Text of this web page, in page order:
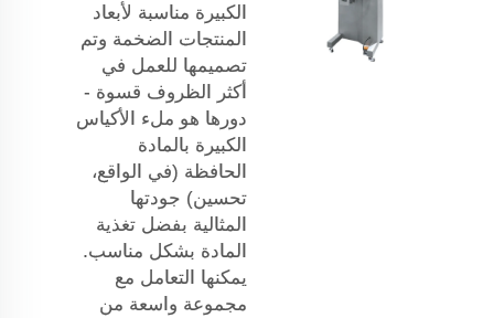
الكبيرة مناسبة لأبعاد
المنتجات الضخمة وتم
تصميمها للعمل في
أكثر الظروف قسوة -
دورها هو ملء الأكياس
الكبيرة بالمادة
الحافظة (في الواقع،
تحسين) جودتها
المثالية بفضل تغذية
المادة بشكل مناسب.
يمكنها التعامل مع
مجموعة واسعة من